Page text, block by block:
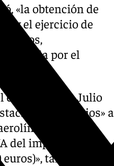
«la obtención de
y el ejercicio de
por el
expresidente, Julio
de servicios» a
del importe de la
tal y como se